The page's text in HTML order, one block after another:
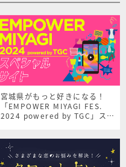
宮城県がもっと好きになる！
「EMPOWER MIYAGI FES.
2024 powered by TGC」スペ